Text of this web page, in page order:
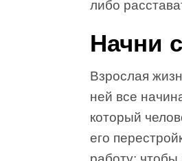
либо
Начни
Взрослая
ней все
который
его